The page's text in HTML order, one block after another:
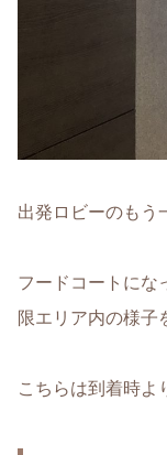
出発ロビーのもう
フードコートにな
限エリア内の様子
こちらは到着時よ